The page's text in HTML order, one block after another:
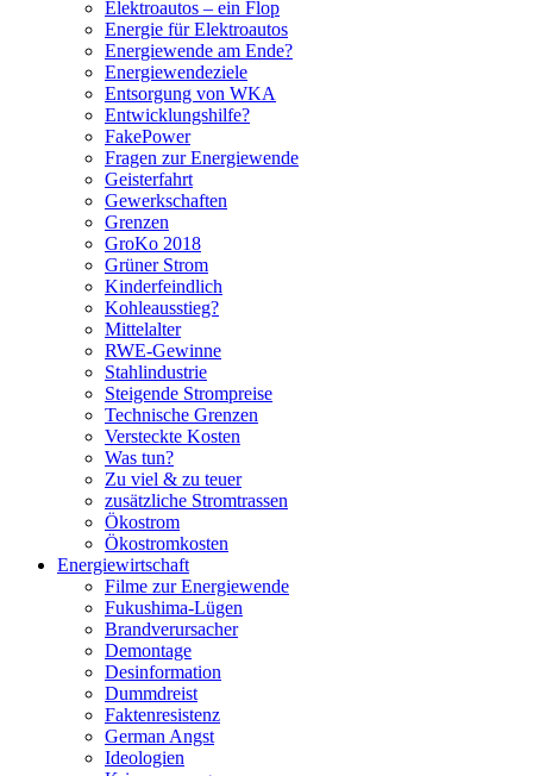
Elektroautos – ein Flop
Energie für Elektroautos
Energiewende am Ende?
Energiewendeziele
Entsorgung von WKA
Entwicklungshilfe?
FakePower
Fragen zur Energiewende
Geisterfahrt
Gewerkschaften
Grenzen
GroKo 2018
Grüner Strom
Kinderfeindlich
Kohleausstieg?
Mittelalter
RWE-Gewinne
Stahlindustrie
Steigende Strompreise
Technische Grenzen
Versteckte Kosten
Was tun?
Zu viel & zu teuer
zusätzliche Stromtrassen
Ökostrom
Ökostromkosten
Energiewirtschaft
Filme zur Energiewende
Fukushima-Lügen
Brandverursacher
Demontage
Desinformation
Dummdreist
Faktenresistenz
German Angst
Ideologien